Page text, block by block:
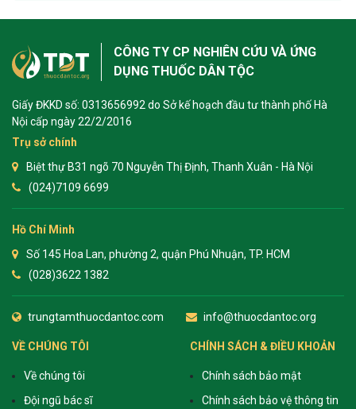
CÔNG TY CP NGHIÊN CỨU VÀ ỨNG
DỤNG THUỐC DÂN TỘC
Giấy ĐKKD số: 0313656992 do Sở kế hoạch đầu tư thành phố Hà
Nội cấp ngày 22/2/2016
Trụ sở chính
Biệt thự B31 ngõ 70 Nguyễn Thị Định, Thanh Xuân - Hà Nội
(024)7109 6699
Hồ Chí Minh
Số 145 Hoa Lan, phường 2, quận Phú Nhuận, TP. HCM
(028)3622 1382
trungtamthuocdantoc.com info@thuocdantoc.org
VỀ CHÚNG TÔI
Về chúng tôi
Đội ngũ bác sĩ
CHÍNH SÁCH & ĐIỀU KHOẢN
Chính sách bảo mật
Chính sách bảo vệ thông tin